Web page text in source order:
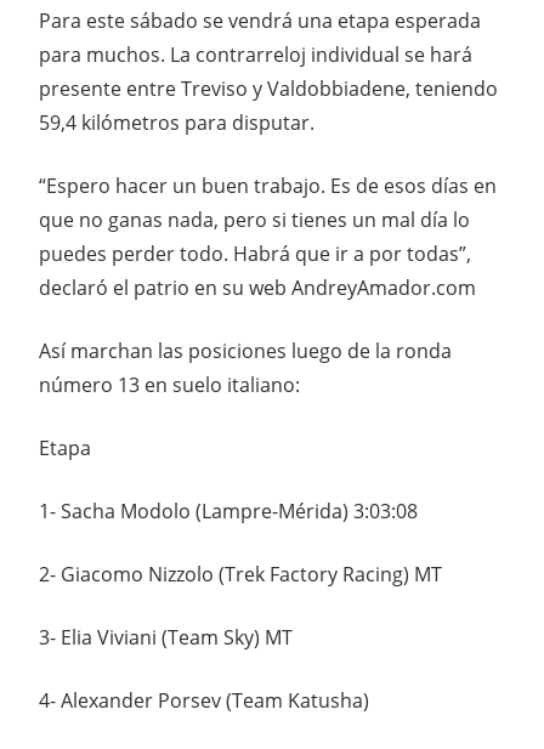
Para este sábado se vendrá una etapa esperada
para muchos. La contrarreloj individual se hará
presente entre Treviso y Valdobbiadene, teniendo
59,4 kilómetros para disputar.
“Espero hacer un buen trabajo. Es de esos días en
que no ganas nada, pero si tienes un mal día lo
puedes perder todo. Habrá que ir a por todas”,
declaró el patrio en su web AndreyAmador.com
Así marchan las posiciones luego de la ronda
número 13 en suelo italiano:
Etapa
1- Sacha Modolo (Lampre-Mérida) 3:03:08
2- Giacomo Nizzolo (Trek Factory Racing) MT
3- Elia Viviani (Team Sky) MT
4- Alexander Porsev (Team Katusha)